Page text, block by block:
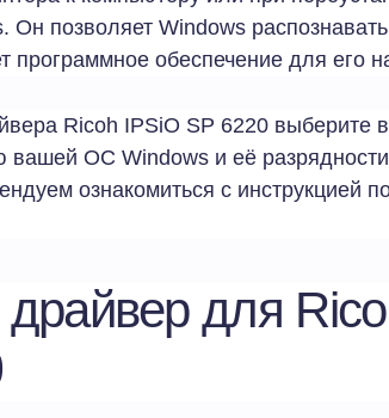
Он позволяет Windows
программное обеспечение для его
Ricoh IPSiO SP 6220 выберите
вашей ОС Windows и её
ознакомиться с инструкцией
для